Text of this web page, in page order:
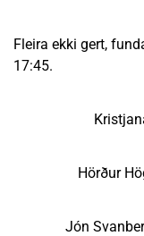
Fleira ekki gert,
17:45.
Hörður
Jón